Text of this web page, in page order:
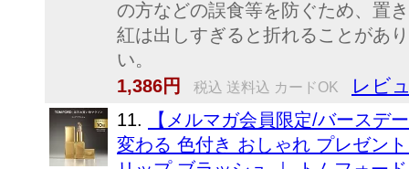
の方などの誤食等を防ぐため、置
紅は出しすぎると折れることがあ
い。
1,386円
税込 送料込 カードOK レビ
11.
【メルマガ会員限定/バースデ
変わる 色付き おしゃれ プレゼン